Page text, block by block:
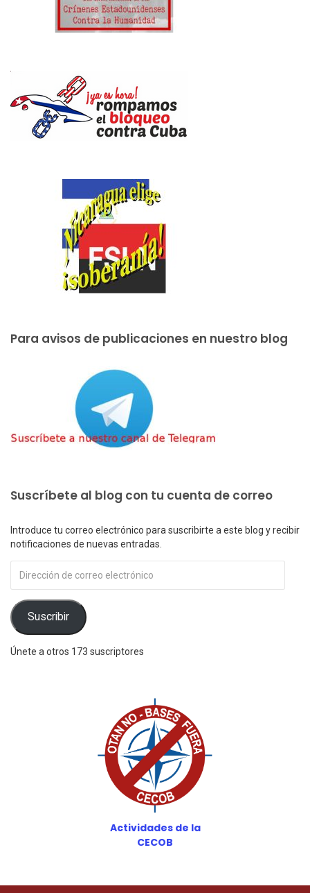
Para avisos de publicaciones en nuestro blog
Suscríbete al blog con tu cuenta de correo
Introduce tu correo electrónico para suscribirte a este blog y recibir
notificaciones de nuevas entradas.
de
correo
electrónico
Suscribir
Únete a otros 173 suscriptores
Actividades de la
CECOB